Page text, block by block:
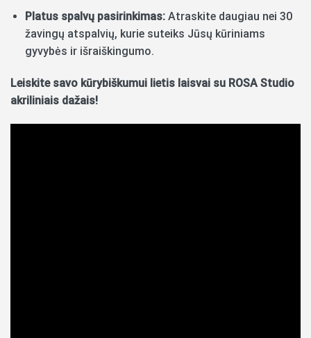
Platus spalvų pasirinkimas:Atraskite daugiau nei 30
žavingų atspalvių, kurie suteiks Jūsų kūriniams
gyvybės ir išraiškingumo.
Leiskite savo kūrybiškumui lietis laisvai su ROSA Studio
akriliniais dažais!